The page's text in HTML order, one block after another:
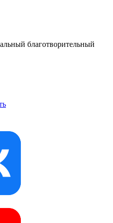
благотворительный